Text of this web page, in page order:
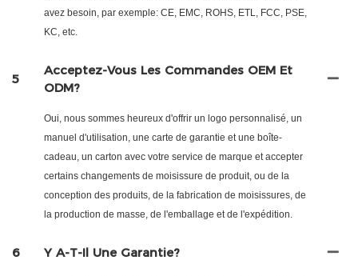
avez besoin, par exemple: CE, EMC, ROHS, ETL, FCC, PSE,
KC, etc.
5
Acceptez-Vous Les Commandes OEM Et
ODM?
Oui, nous sommes heureux d'offrir un logo personnalisé, un
manuel d'utilisation, une carte de garantie et une boîte-
cadeau, un carton avec votre service de marque et accepter
certains changements de moisissure de produit, ou de la
conception des produits, de la fabrication de moisissures, de
la production de masse, de l'emballage et de l'expédition.
6 Y A-T-Il Une Garantie?